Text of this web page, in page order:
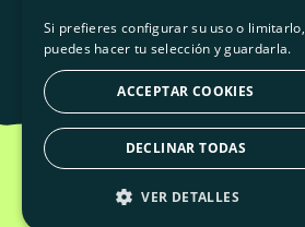
Si prefieres configurar su uso o limitarlo,
puedes hacer tu selección y guardarla.
ACCEPTAR COOKIES
DECLINAR TODAS
VER DETALLES